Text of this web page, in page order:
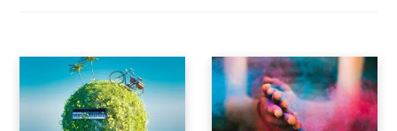
POST ANTERIOR
CAMBIO CLIMÁTICO
POST SIGUIENTE
CREATIVIDAD